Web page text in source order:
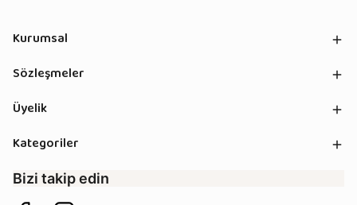
Kurumsal
Sözleşmeler
Üyelik
Kategoriler
Bizi takip edin